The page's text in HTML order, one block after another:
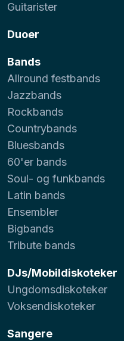
Guitarister
Duoer
Bands
Allround festbands
Jazzbands
Rockbands
Countrybands
Bluesbands
60'er bands
Soul- og funkbands
Latin bands
Ensembler
Bigbands
Tribute bands
DJs/Mobildiskoteker
Ungdomsdiskoteker
Voksendiskoteker
Sangere